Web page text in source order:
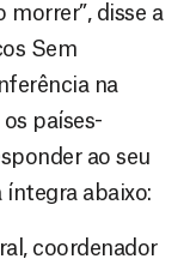
morrer”, disse a
Sem
na
países-
ao seu
abaixo:
coordenador